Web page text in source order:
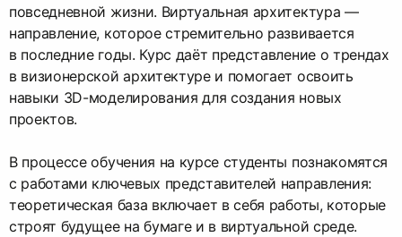
повседневной жизни. Виртуальная архитектура —
направление, которое стремительно развивается
в последние годы. Курс даёт представление о трендах
в визионерской архитектуре и помогает освоить
навыки 3D-моделирования для создания новых
проектов.
В процессе обучения на курсе студенты познакомятся
с работами ключевых представителей направления:
теоретическая база включает в себя работы, которые
строят будущее на бумаге и в виртуальной среде.